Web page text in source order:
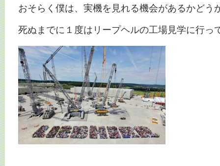
おそらく僕は、実機を見れる機会があるかどう
死ぬまでに１度はリープヘルの工場見学に行っ